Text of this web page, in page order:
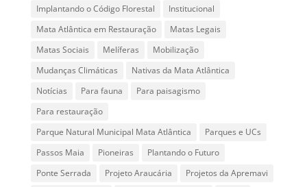
Implantando o Código Florestal
Institucional
Mata Atlântica em Restauração
Matas Legais
Matas Sociais
Melíferas
Mobilização
Mudanças Climáticas
Nativas da Mata Atlântica
Notícias
Para fauna
Para paisagismo
Para restauração
Parque Natural Municipal Mata Atlântica
Parques e UCs
Passos Maia
Pioneiras
Plantando o Futuro
Ponte Serrada
Projeto Araucária
Projetos da Apremavi